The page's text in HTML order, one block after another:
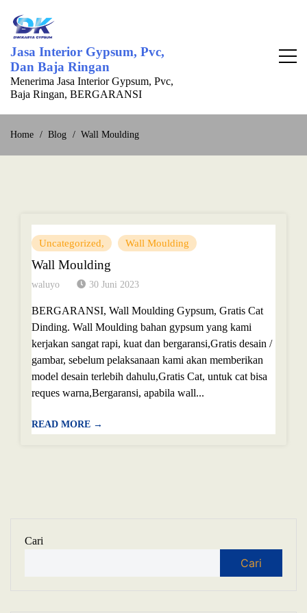
content
Jasa Interior Gypsum, Pvc,
Dan Baja Ringan
Menerima Jasa Interior Gypsum, Pvc,
Baja Ringan, BERGARANSI
Home Blog Wall Moulding
Uncategorized Wall Moulding
Wall Moulding
waluyo 30 Juni 2023
BERGARANSI, Wall Moulding Gypsum, Gratis Cat
Dinding. Wall Moulding bahan gypsum yang kami
kerjakan sangat rapi, kuat dan bergaransi,Gratis desain /
gambar, sebelum pelaksanaan kami akan memberikan
model desain terlebih dahulu,Gratis Cat, untuk cat bisa
reques warna,Bergaransi, apabila wall...
READ MORE →
Cari
Cari